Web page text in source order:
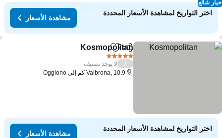
شائع
اختر التواريخ لمشاهدة الأسعار المحددة
مشاهدة الأسعار
مشاركةAdd to favorites
Kosmopolitan
لا يوجد تصنيف
Valbrona, 10.9 كم إلى Oggiono
اختر التواريخ لمشاهدة الأسعار المحددة
مشاهدة الأسعار